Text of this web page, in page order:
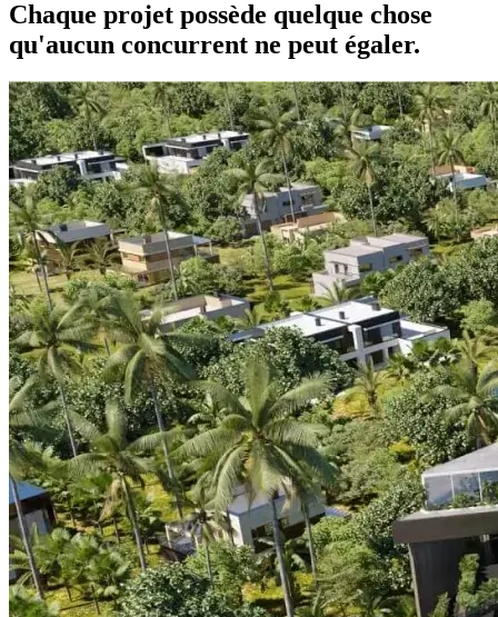
Chaque projet possède quelque chose
qu'aucun concurrent ne peut égaler.